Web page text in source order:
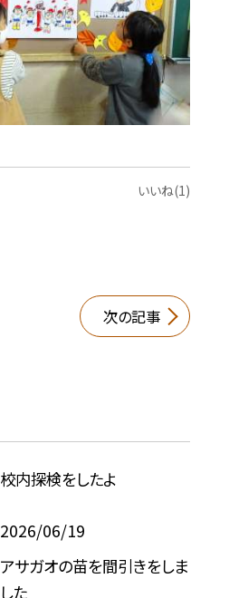
いいね(1)
次の記事
校内探検をしたよ
2026/06/19
アサガオの苗を間引きをしま
した